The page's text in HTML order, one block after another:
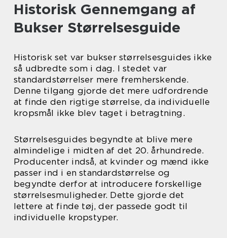
Historisk Gennemgang af
Bukser Størrelsesguide
Historisk set var bukser størrelsesguides ikke
så udbredte som i dag. I stedet var
standardstørrelser mere fremherskende.
Denne tilgang gjorde det mere udfordrende
at finde den rigtige størrelse, da individuelle
kropsmål ikke blev taget i betragtning.
Størrelsesguides begyndte at blive mere
almindelige i midten af det 20. århundrede.
Producenter indså, at kvinder og mænd ikke
passer ind i en standardstørrelse og
begyndte derfor at introducere forskellige
størrelsesmuligheder. Dette gjorde det
lettere at finde tøj, der passede godt til
individuelle kropstyper.